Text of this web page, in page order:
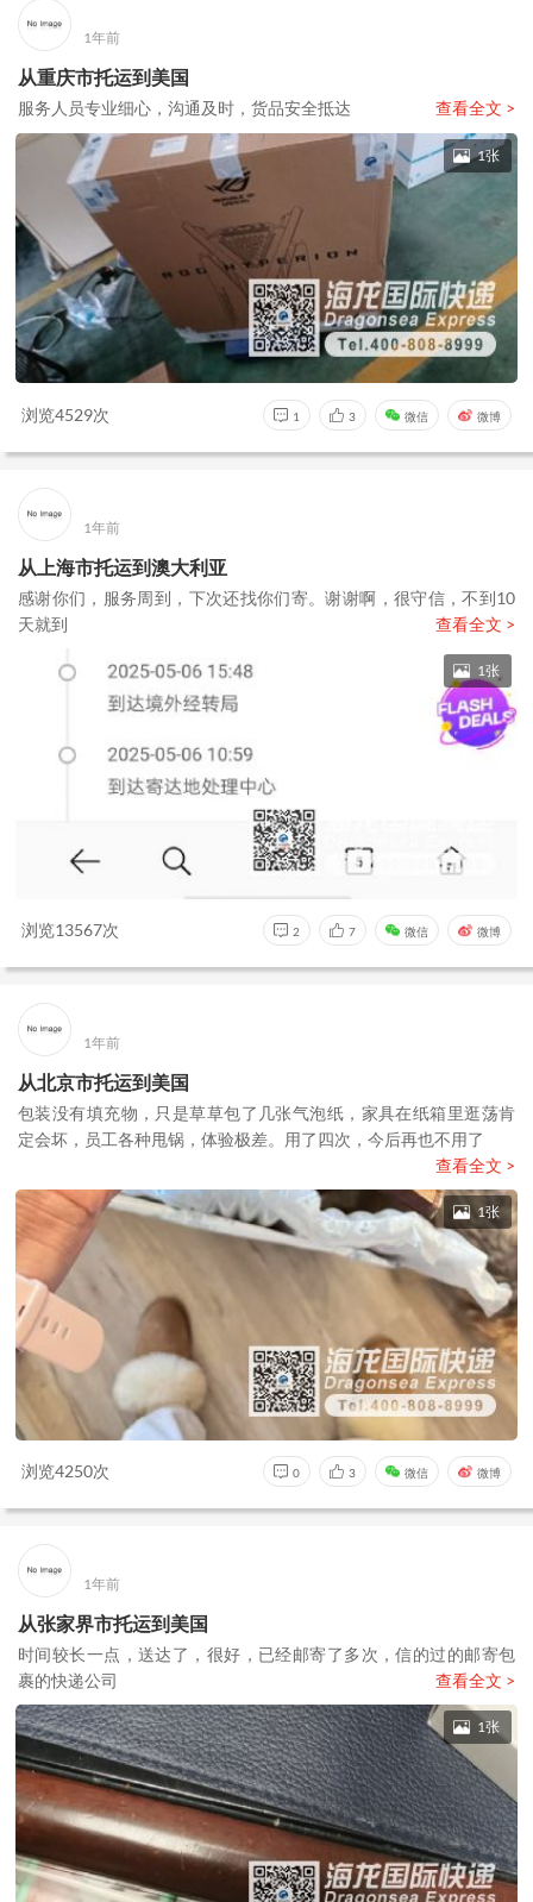
1年前
从重庆市托运到美国
服务人员专业细心，沟通及时，货品安全抵达 查看全文 >
1张
浏览4529次 1 3 微信 微博
1年前
从上海市托运到澳大利亚
感谢你们，服务周到，下次还找你们寄。谢谢啊，很守信，不到10
天就到
查看全文 >
1张
浏览13567次 2 7 微信 微博
1年前
从北京市托运到美国
包装没有填充物，只是草草包了几张气泡纸，家具在纸箱里逛荡肯
定会坏，员工各种甩锅，体验极差。用了四次，今后再也不用了
查看全文 >
1张
浏览4250次 0 3 微信 微博
1年前
从张家界市托运到美国
时间较长一点，送达了，很好，已经邮寄了多次，信的过的邮寄包
裹的快递公司
查看全文 >
1张